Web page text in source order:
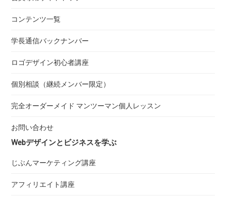
コンテンツ一覧
学長通信バックナンバー
ロゴデザイン初心者講座
個別相談（継続メンバー限定）
完全オーダーメイド マンツーマン個人レッスン
お問い合わせ
Webデザインとビジネスを学ぶ
じぶんマーケティング講座
アフィリエイト講座